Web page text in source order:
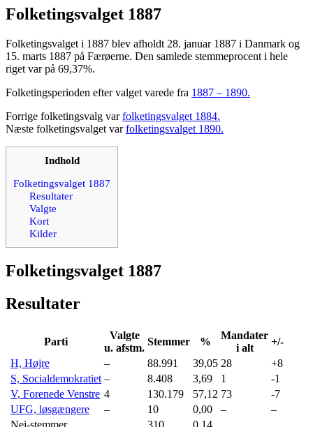
Folketingsvalget 1887
Folketingsvalget i 1887 blev afholdt 28. januar 1887 i Danmark og
15. marts 1887 på Færøerne. Den samlede stemmeprocent i hele
riget var på 69,37%.
Folketingsperioden efter valget varede fra 1887 – 1890.
Forrige folketingsvalg varfolketingsvalget 1884.
Næste folketingsvalget varfolketingsvalget 1890.
Indhold
Folketingsvalget 1887
Resultater
Valgte
Kort
Kilder
Folketingsvalget 1887
Resultater
Parti
Valgte
u. afstm.
Stemmer %
Mandater
i alt
+/-
H, Højre
– 88.991 39,05 28
+8
S, Socialdemokratiet – 8.408 3,69 1
-1
V, Forenede Venstre 4 130.179 57,12 73
-7
UFG, løsgængere
– 10 0,00 –
–
Nej-stemmer
310 0,14